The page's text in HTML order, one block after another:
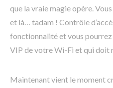
que la vraie magie opère.
et là… tadam ! Contrôle
fonctionnalité et vous
VIP de votre Wi-Fi et qui doit
Maintenant vient le moment